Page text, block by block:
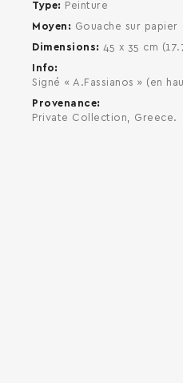
Type
Peinture
Moyen
Gouache sur papier
Dimensions
45 x 35 cm
Info
Signé « A.Fassianos » (en
Provenance
Private Collection, Greece.